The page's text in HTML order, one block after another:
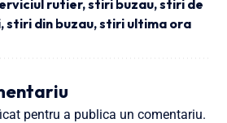
rutier,stiri buzau,stiri de
,stiri din buzau,stiri ultima ora
pentru a publica un comentariu.